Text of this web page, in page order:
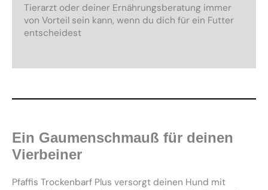
Tierarzt oder deiner Ernährungsberatung immer
von Vorteil sein kann, wenn du dich für ein Futter
entscheidest
Ein Gaumenschmauß für deinen
Vierbeiner
Pfaffis Trockenbarf Plus versorgt deinen Hund mit